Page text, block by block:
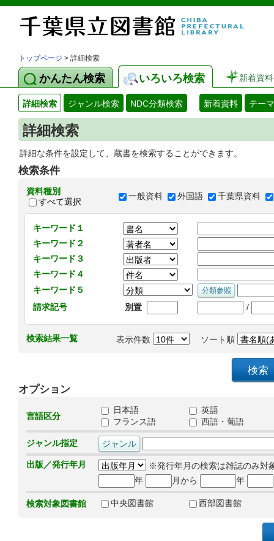
トップページ > 詳細検索
かんたん検索 いろいろ検索 新着資料
詳細検索 ジャンル検索 NDC分類検索 新着資料 テー
詳細検索
詳細な条件を設定して、蔵書を検索することができます。
検索条件
資料種別
すべて選択
一般資料 外国語 千葉県資料
キーワード１
キーワード２
キーワード３
キーワード４
キーワード５
請求記号
別置 /
検索結果一覧 表示件数 ソート順
オプション
言語区分
日本語
英語
フランス語
西語・葡語
ジャンル指定
出版／発行年月
※発行年月の検索は雑誌のみ対
年
月から 年
検索対象図書館 中央図書館 西部図書館